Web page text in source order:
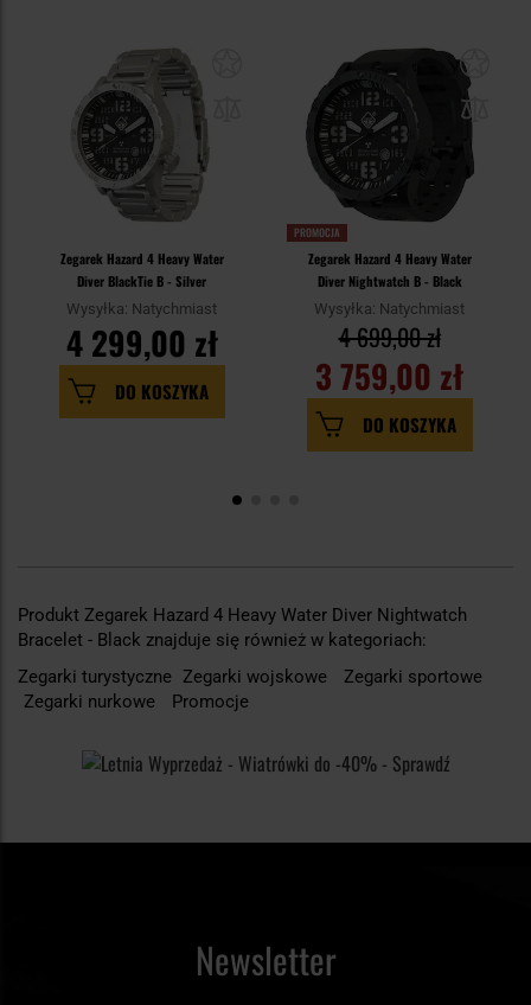
Zegarek Hazard 4 Heavy Water
Diver BlackTie B - Silver
Wysyłka: Natychmiast
4 299,00 zł
DO KOSZYKA
PROMOCJA
Zegarek Hazard 4 Heavy Water
Diver Nightwatch B - Black
Wysyłka: Natychmiast
3 759,00 zł
4 699,00 zł
DO KOSZYKA
Produkt Zegarek Hazard 4 Heavy Water Diver Nightwatch
Bracelet - Black znajduje się również w kategoriach:
Zegarki turystyczne Zegarki wojskowe
Zegarki sportowe
Zegarki nurkowe
Promocje
Newsletter